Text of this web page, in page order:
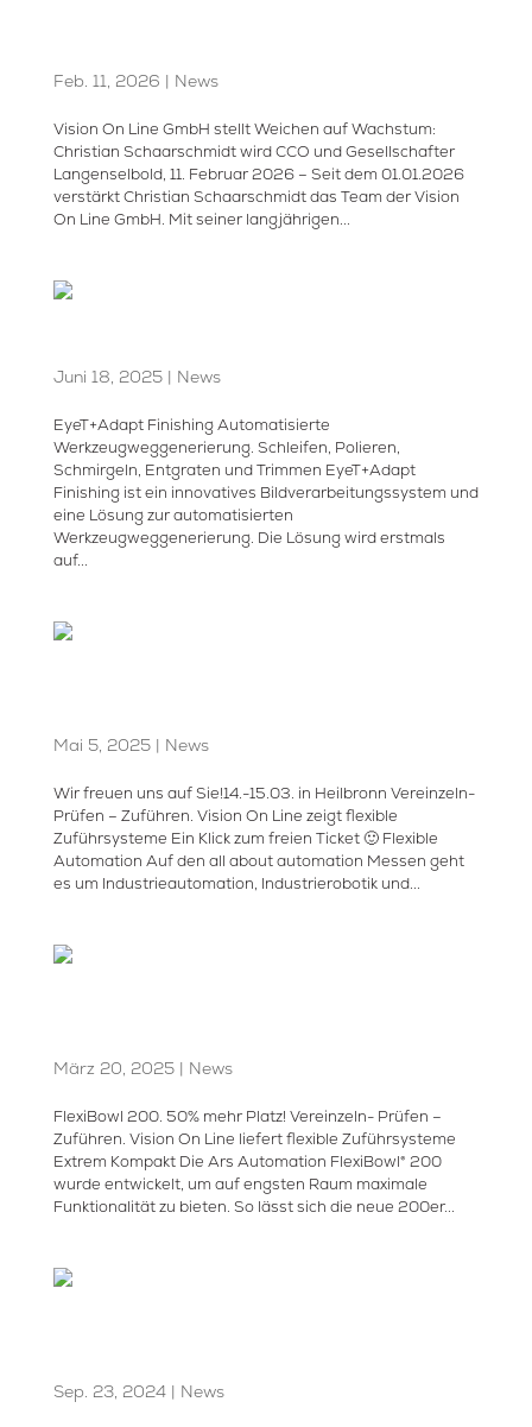
Feb. 11, 2026 | News
Vision On Line GmbH stellt Weichen auf Wachstum:
Christian Schaarschmidt wird CCO und Gesellschafter
Langenselbold, 11. Februar 2026 – Seit dem 01.01.2026
verstärkt Christian Schaarschmidt das Team der Vision
On Line GmbH. Mit seiner langjährigen...
Juni 18, 2025| News
EyeT+Adapt Finishing Automatisierte
Werkzeugweggenerierung. Schleifen, Polieren,
Schmirgeln, Entgraten und Trimmen EyeT+Adapt
Finishing ist ein innovatives Bildverarbeitungssystem und
eine Lösung zur automatisierten
Werkzeugweggenerierung. Die Lösung wird erstmals
auf...
Mai 5, 2025| News
Wir freuen uns auf Sie!14.-15.03. in Heilbronn Vereinzeln-
Prüfen – Zuführen. Vision On Line zeigt flexible
Zuführsysteme Ein Klick zum freien Ticket 🙂 Flexible
Automation Auf den all about automation Messen geht
es um Industrieautomation, Industrierobotik und...
März 20, 2025| News
FlexiBowl 200. 50% mehr Platz! Vereinzeln- Prüfen –
Zuführen. Vision On Line liefert flexible Zuführsysteme
Extrem Kompakt Die Ars Automation FlexiBowl® 200
wurde entwickelt, um auf engsten Raum maximale
Funktionalität zu bieten. So lässt sich die neue 200er...
Sep. 23, 2024| News